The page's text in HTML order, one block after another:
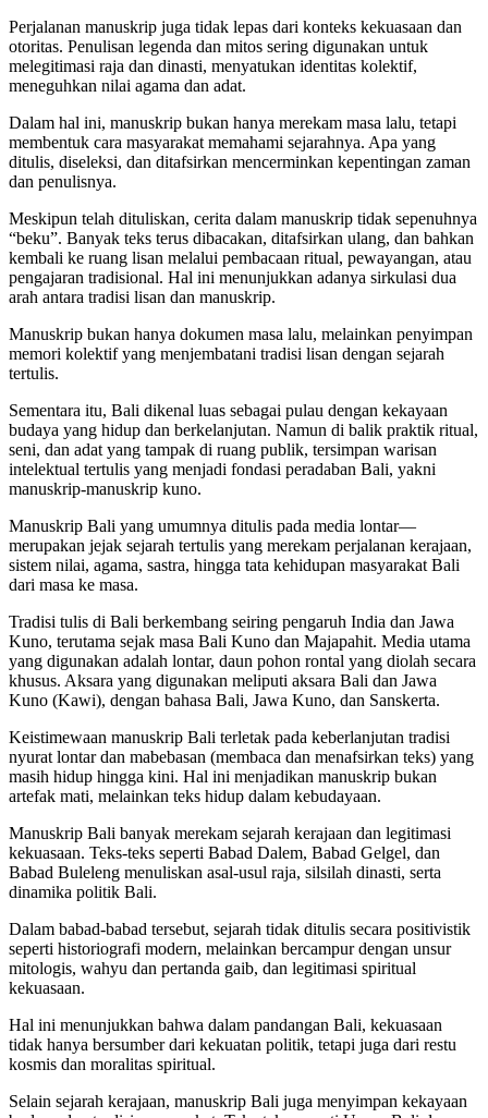
Perjalanan manuskrip juga tidak lepas dari konteks kekuasaan dan
otoritas. Penulisan legenda dan mitos sering digunakan untuk
melegitimasi raja dan dinasti, menyatukan identitas kolektif,
meneguhkan nilai agama dan adat.
Dalam hal ini, manuskrip bukan hanya merekam masa lalu, tetapi
membentuk cara masyarakat memahami sejarahnya. Apa yang
ditulis, diseleksi, dan ditafsirkan mencerminkan kepentingan zaman
dan penulisnya.
Meskipun telah dituliskan, cerita dalam manuskrip tidak sepenuhnya
“beku”. Banyak teks terus dibacakan, ditafsirkan ulang, dan bahkan
kembali ke ruang lisan melalui pembacaan ritual, pewayangan, atau
pengajaran tradisional. Hal ini menunjukkan adanya sirkulasi dua
arah antara tradisi lisan dan manuskrip.
Manuskrip bukan hanya dokumen masa lalu, melainkan penyimpan
memori kolektif yang menjembatani tradisi lisan dengan sejarah
tertulis.
Sementara itu, Bali dikenal luas sebagai pulau dengan kekayaan
budaya yang hidup dan berkelanjutan. Namun di balik praktik ritual,
seni, dan adat yang tampak di ruang publik, tersimpan warisan
intelektual tertulis yang menjadi fondasi peradaban Bali, yakni
manuskrip-manuskrip kuno.
Manuskrip Bali yang umumnya ditulis pada media lontar—
merupakan jejak sejarah tertulis yang merekam perjalanan kerajaan,
sistem nilai, agama, sastra, hingga tata kehidupan masyarakat Bali
dari masa ke masa.
Tradisi tulis di Bali berkembang seiring pengaruh India dan Jawa
Kuno, terutama sejak masa Bali Kuno dan Majapahit. Media utama
yang digunakan adalah lontar, daun pohon rontal yang diolah secara
khusus. Aksara yang digunakan meliputi aksara Bali dan Jawa
Kuno (Kawi), dengan bahasa Bali, Jawa Kuno, dan Sanskerta.
Keistimewaan manuskrip Bali terletak pada keberlanjutan tradisi
nyurat lontar dan mabebasan (membaca dan menafsirkan teks) yang
masih hidup hingga kini. Hal ini menjadikan manuskrip bukan
artefak mati, melainkan teks hidup dalam kebudayaan.
Manuskrip Bali banyak merekam sejarah kerajaan dan legitimasi
kekuasaan. Teks-teks seperti Babad Dalem, Babad Gelgel, dan
Babad Buleleng menuliskan asal-usul raja, silsilah dinasti, serta
dinamika politik Bali.
Dalam babad-babad tersebut, sejarah tidak ditulis secara positivistik
seperti historiografi modern, melainkan bercampur dengan unsur
mitologis, wahyu dan pertanda gaib, dan legitimasi spiritual
kekuasaan.
Hal ini menunjukkan bahwa dalam pandangan Bali, kekuasaan
tidak hanya bersumber dari kekuatan politik, tetapi juga dari restu
kosmis dan moralitas spiritual.
Selain sejarah kerajaan, manuskrip Bali juga menyimpan kekayaan